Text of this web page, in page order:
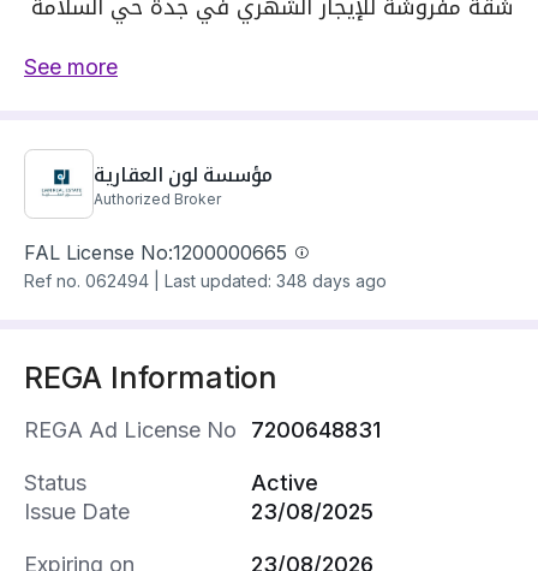
🔹 شامل الكهرباء و الماء
🔹متوفر خدمة WI-FI
🔹 مفروشة حديثا
🔹جميع الخدمات متوفرة من حولك ( سوبر ماركت -
💠 مميزات الموقع
🔸 تبعد عن ممشى اليمامة 5 دقائق
See more
مؤسسة لون العقارية
Authorized Broker
FAL License No:1200000665
Ref no. 062494 Last updated: 348 days ago
REGA Information
REGA Ad License No 7200648831
Status
Active
Issue Date
23/08/2025
Expiring on 23/08/2026